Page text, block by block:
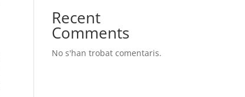
Recent
Comments
No s'han trobat comentaris.